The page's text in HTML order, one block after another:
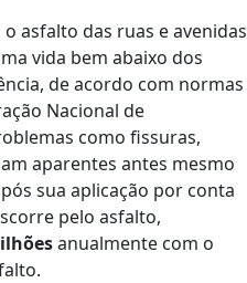
asfalto das ruas e avenidas
vida bem abaixo dos
de acordo com normas
Nacional de
como fissuras,
aparentes antes mesmo
sua aplicação por conta
pelo asfalto,
anualmente com o